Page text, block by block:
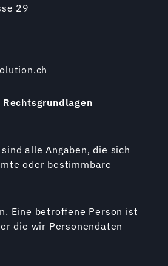
29
alle Angaben, die sich
oder bestimmbare
Eine betroffene Person ist
die wir Personendaten